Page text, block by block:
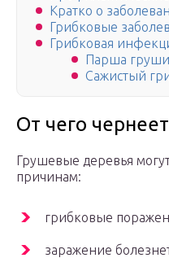
Кратко о
Грибковые
Грибковая
Парша груши
Сажистый
От чего
Грушевые деревья
причинам:
грибковые
заражение